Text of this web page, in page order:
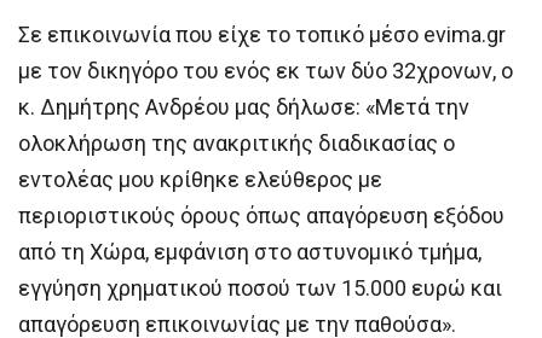
Σε επικοινωνία που είχε το τοπικό μέσο evima.gr
με τον δικηγόρο του ενός εκ των δύο 32χρονων, ο
κ. Δημήτρης Ανδρέου μας δήλωσε: «Μετά την
ολοκλήρωση της ανακριτικής διαδικασίας ο
εντολέας μου κρίθηκε ελεύθερος με
περιοριστικούς όρους όπως απαγόρευση εξόδου
από τη Χώρα, εμφάνιση στο αστυνομικό τμήμα,
εγγύηση χρηματικού ποσού των 15.000 ευρώ και
απαγόρευση επικοινωνίας με την παθούσα».